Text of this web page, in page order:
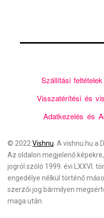
Szállítási feltételek
Visszatérítési és
Adatkezelés és
© 2022 Vishnu . A vishnu.hu a
Az oldalon megjelenő
jogról szóló 1999. évi LXXVI.
engedélye nélkül történő
szerzői jog bármilyen
maga után.